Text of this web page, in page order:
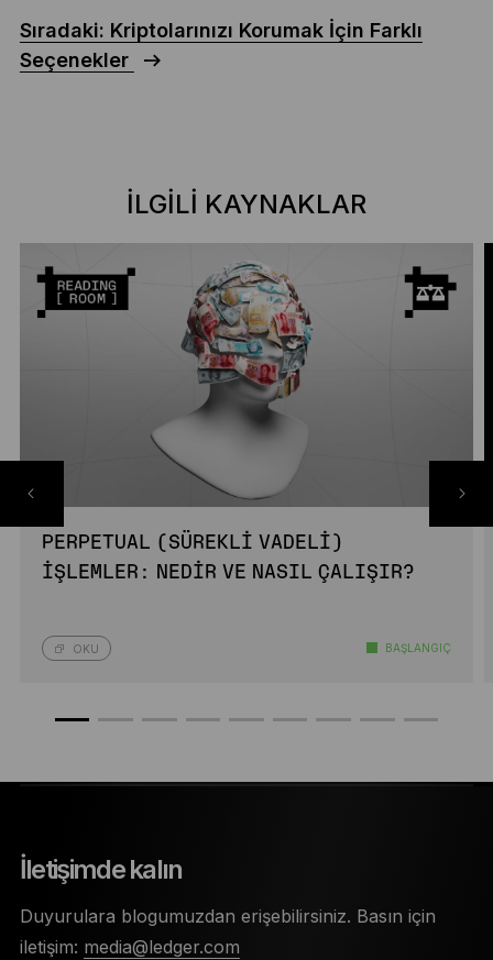
Sıradaki: Kriptolarınızı Korumak İçin Farklı
Seçenekler
İLGILI KAYNAKLAR
PERPETUAL (SÜREKLI VADELI)
İŞLEMLER: NEDIR VE NASIL ÇALIŞIR?
OKU BAŞLANGIÇ
İletişimde kalın
Duyurulara blogumuzdan erişebilirsiniz. Basın için
iletişim: media@ledger.com